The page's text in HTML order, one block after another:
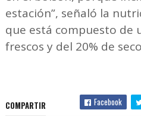
estación”, señaló la
que está compuesto de
frescos y del 20% de
COMPARTIR Facebook